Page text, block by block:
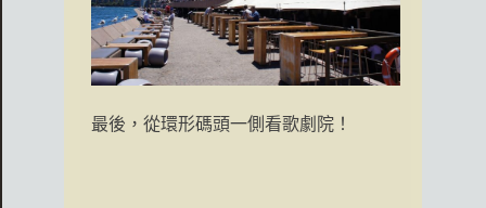
最後，從環形碼頭一側看歌劇院！